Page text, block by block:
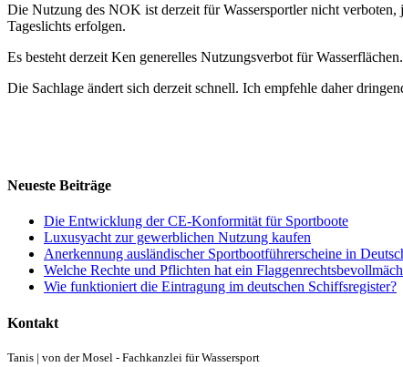
Die Nutzung des NOK ist derzeit für Wassersportler nicht verboten,
Tageslichts erfolgen.
Es besteht derzeit Ken generelles Nutzungsverbot für
Die Sachlage ändert sich derzeit schnell. Ich empfehle daher
Neueste Beiträge
Die Entwicklung der CE-Konformität für Sportboote
Luxusyacht zur gewerblichen Nutzung kaufen
Anerkennung ausländischer Sportbootführerscheine in
Welche Rechte und Pflichten hat ein
Wie funktioniert die Eintragung im deutschen Schiffsregister?
Kontakt
Tanis | von der Mosel - Fachkanzlei für Wassersport